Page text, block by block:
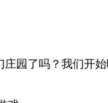
庄园了吗？我们开